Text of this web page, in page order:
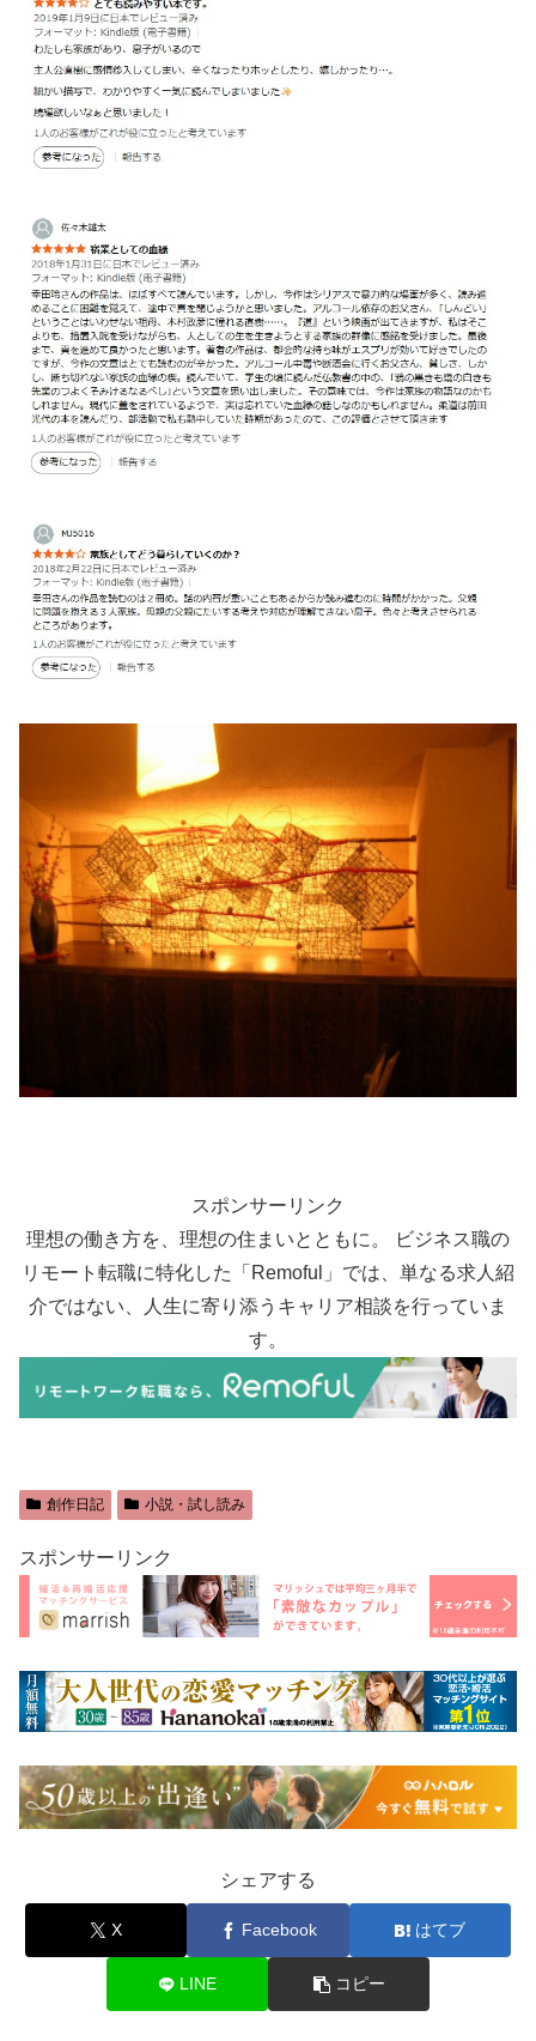
スポンサーリンク
理想の働き方を、理想の住まいとともに。 ビジネス職の
リモート転職に特化した「Remoful」では、単なる求人紹
介ではない、人生に寄り添うキャリア相談を行っていま
す。
創作日記 小説・試し読み
スポンサーリンク
シェアする
X Facebook はてブ
LINE コピー